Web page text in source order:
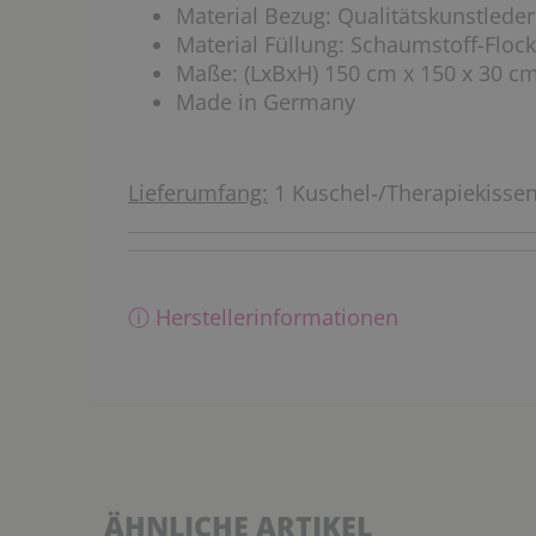
Material Bezug: Qualitätskunstleder
Material Füllung: Schaumstoff-
Maße: (LxBxH) 150 cm x 150 x 30 cm
Made in Germany
Lieferumfang: 1 Kuschel-/Therapiekissen
ⓘ Herstellerinformationen
ÄHNLICHE ARTIKEL